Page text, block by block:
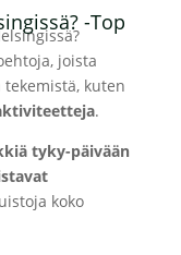
-Top
joista
kuten
.
tyky-päivään
koko